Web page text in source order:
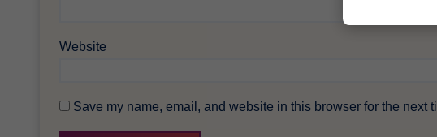
Website
Save my name, email, and website in this browser for the next